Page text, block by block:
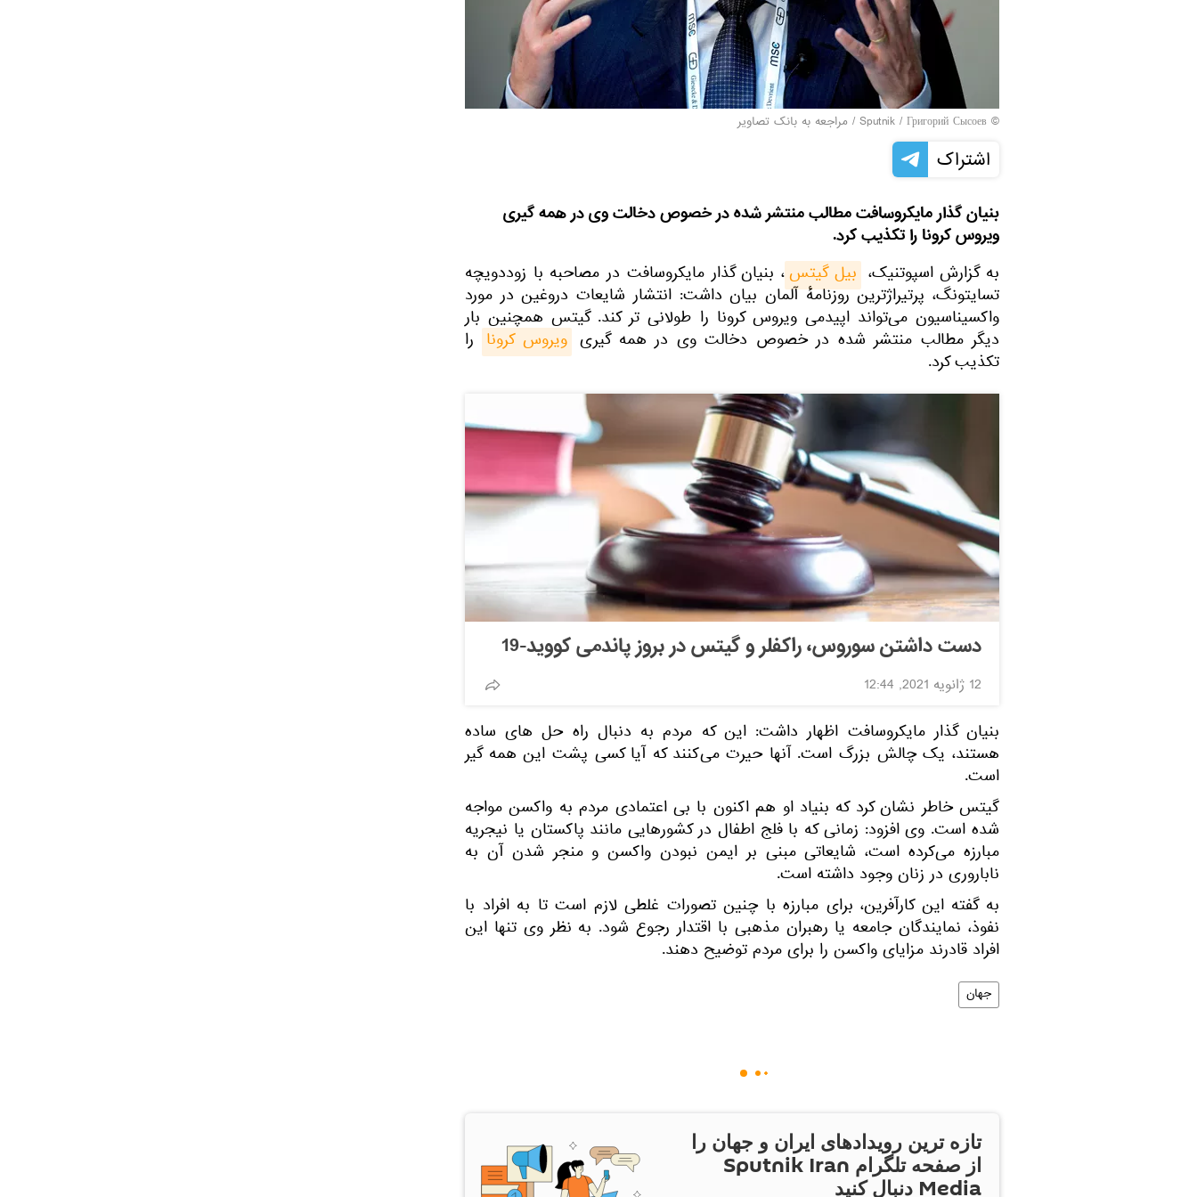
© Sputnik / Григорий Сысоев
/ مراجعه به بانک تصاویر
اشتراک
بنیان گذار مایکروسافت مطالب منتشر شده در خصوص دخالت وی در همه گیری
ویروس کرونا را تکذیب کرد.
به گزارش اسپوتنیک، بیل گیتس، بنیان گذار مایکروسافت در مصاحبه با زوددویچه
تسایتونگ، پرتیراژترین روزنامهٔ آلمان بیان داشت: انتشار شایعات دروغین در مورد
واکسیناسیون می‌تواند اپیدمی ویروس کرونا را طولانی تر کند. گیتس همچنین بار
دیگر مطالب منتشر شده در خصوص دخالت وی در همه گیری ویروس کرونا را
تکذیب کرد.
دست داشتن سوروس، راکفلر و گیتس در بروز پاندمی کووید-19
12 ژانویه 2021, 12:44
بنیان گذار مایکروسافت اظهار داشت: این که مردم به دنبال راه حل های ساده
هستند، یک چالش بزرگ است. آنها حیرت می‌کنند که آیا کسی پشت این همه گیر
است.
گیتس خاطر نشان کرد که بنیاد او هم اکنون با بی اعتمادی مردم به واکسن مواجه
شده است. وی افزود: زمانی که با فلج اطفال در کشورهایی مانند پاکستان یا نیجریه
مبارزه می‌کرده است، شایعاتی مبنی بر ایمن نبودن واکسن و منجر شدن آن به
ناباروری در زنان وجود داشته است.
به گفته این کارآفرین، برای مبارزه با چنین تصورات غلطی لازم است تا به افراد با
نفوذ، نمایندگان جامعه یا رهبران مذهبی با اقتدار رجوع شود. به نظر وی تنها این
افراد قادرند مزایای واکسن را برای مردم توضیح دهند.
جهان
تازه ترین رویدادهای ایران و جهان را
از صفحه تلگرام Sputnik Iran
Media دنبال کنید